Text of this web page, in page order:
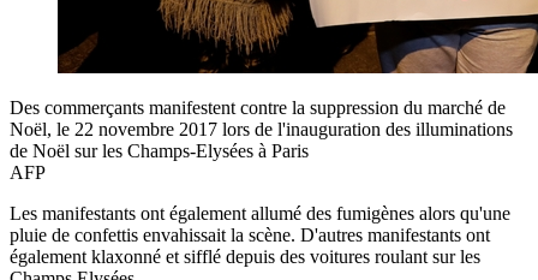
Des commerçants manifestent contre la suppression du marché de
Noël, le 22 novembre 2017 lors de l'inauguration des illuminations
de Noël sur les Champs-Elysées à Paris
AFP
Les manifestants ont également allumé des fumigènes alors qu'une
pluie de confettis envahissait la scène. D'autres manifestants ont
également klaxonné et sifflé depuis des voitures roulant sur les